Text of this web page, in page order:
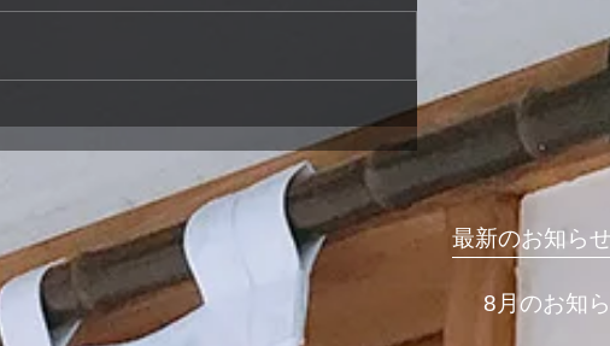
最新のお知らせ
8月のお知